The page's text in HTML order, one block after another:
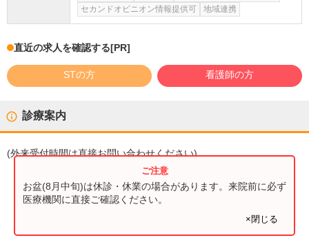
セカンドオピニオン情報提供可
地域連携
直近の求人を確認する[PR]
STの方 看護師の方
診療案内
(外来受付時間は直接お問い合わせください)
お盆(8月中旬)は休診・休業の場合があります。来院前に必ず
医療機関に直接ご確認ください。
×閉じる